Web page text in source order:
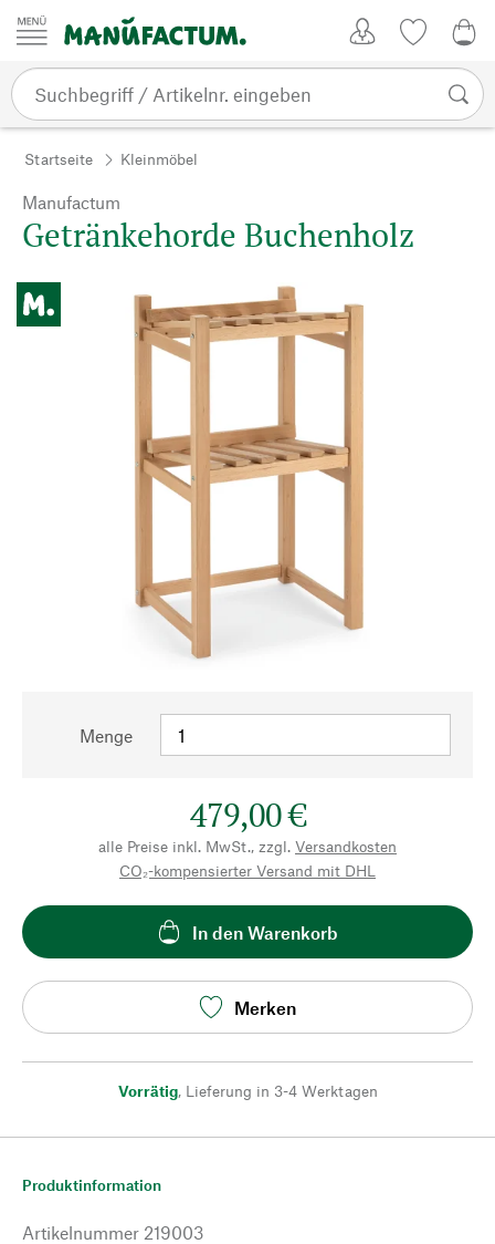
Zum Inhalt springen
Startseite Kleinmöbel
Manufactum
Getränkehorde Buchenholz
Menge
479,00 €
alle Preise inkl. MwSt., zzgl. Versandkosten
CO₂-kompensierter Versand mit DHL
In den Warenkorb
Merken
Vorrätig, Lieferung in 3-4 Werktagen
Produktinformation
Artikelnummer 219003